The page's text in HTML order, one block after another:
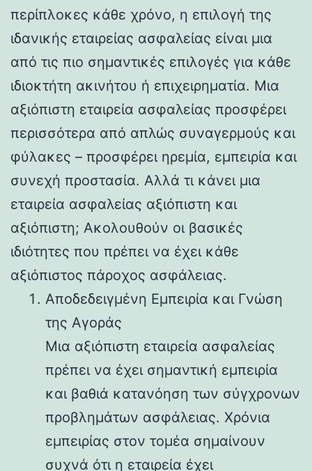
περίπλοκες κάθε χρόνο, η επιλογή της
ιδανικής εταιρείας ασφαλείας είναι μια
από τις πιο σημαντικές επιλογές για κάθε
ιδιοκτήτη ακινήτου ή επιχειρηματία. Μια
αξιόπιστη εταιρεία ασφαλείας προσφέρει
περισσότερα από απλώς συναγερμούς και
φύλακες – προσφέρει ηρεμία, εμπειρία και
συνεχή προστασία. Αλλά τι κάνει μια
εταιρεία ασφαλείας αξιόπιστη και
αξιόπιστη; Ακολουθούν οι βασικές
ιδιότητες που πρέπει να έχει κάθε
αξιόπιστος πάροχος ασφάλειας.
Αποδεδειγμένη Εμπειρία και Γνώση
της Αγοράς
Μια αξιόπιστη εταιρεία ασφαλείας
πρέπει να έχει σημαντική εμπειρία
και βαθιά κατανόηση των σύγχρονων
προβλημάτων ασφάλειας. Χρόνια
εμπειρίας στον τομέα σημαίνουν
συχνά ότι η εταιρεία έχει